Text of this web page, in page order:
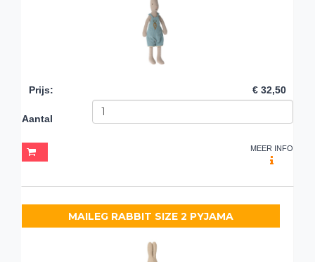
Prijs: € 32,50
Aantal
MEER INFO
MAILEG RABBIT SIZE 2 PYJAMA